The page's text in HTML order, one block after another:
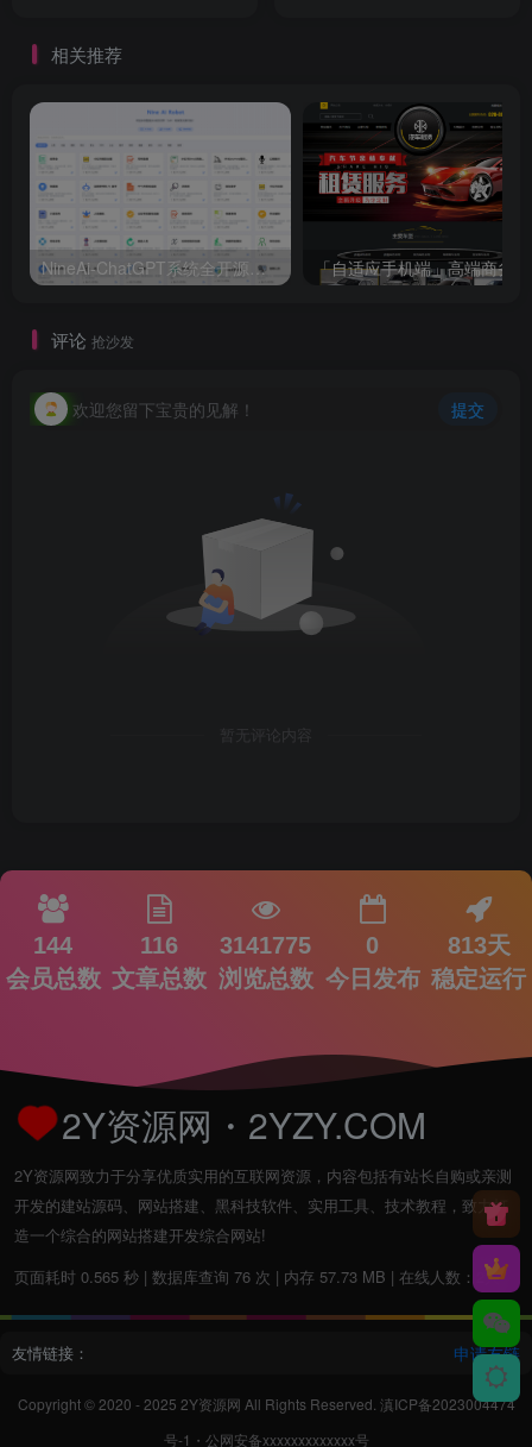
相关推荐
NineAi-ChatGPT系统全开源源码及基本搭建教程
评论 抢沙发
欢迎您留下宝贵的见解！ 提交
暂无评论内容
144
会员总数
116
文章总数
3141775
浏览总数
0
今日发布
813天
稳定运行
2Y资源网・2YZY.COM
2Y资源网致力于分享优质实用的互联网资源，内容包括有站长自购或亲测
开发的建站源码、网站搭建、黑科技软件、实用工具、技术教程，致力打
造一个综合的网站搭建开发综合网站!
页面耗时 0.565 秒 | 数据库查询 76 次 | 内存 57.73 MB | 在线人数：2人
友情链接： 申请友链
Copyright © 2020 - 2025 2Y资源网 All Rights Reserved. 滇ICP备2023004474
号-1 ・ 公网安备xxxxxxxxxxxxx号